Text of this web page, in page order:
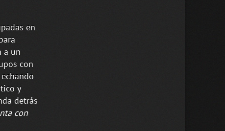
en
a un
con
y
detrás
con